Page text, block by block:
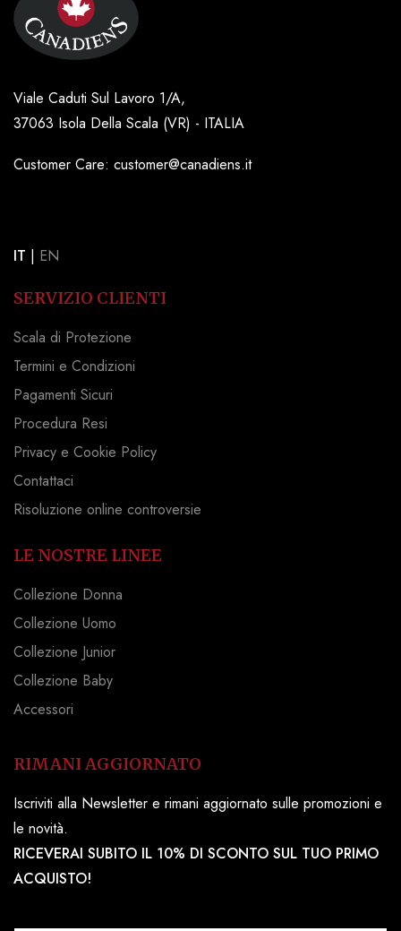
Viale Caduti Sul Lavoro 1/A,
37063 Isola Della Scala (VR) - ITALIA
Customer Care: customer@canadiens.it
IT | EN
SERVIZIO CLIENTI
Scala di Protezione
Termini e Condizioni
Pagamenti Sicuri
Procedura Resi
Privacy e Cookie Policy
Contattaci
Risoluzione online controversie
LE NOSTRE LINEE
Collezione Donna
Collezione Uomo
Collezione Junior
Collezione Baby
Accessori
RIMANI AGGIORNATO
Iscriviti alla Newsletter e rimani aggiornato sulle promozioni e
le novità.
RICEVERAI SUBITO IL 10% DI SCONTO SUL TUO PRIMO
ACQUISTO!